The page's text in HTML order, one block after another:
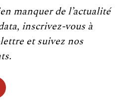
manquer de l’actualité
inscrivez-vous à
et suivez nos